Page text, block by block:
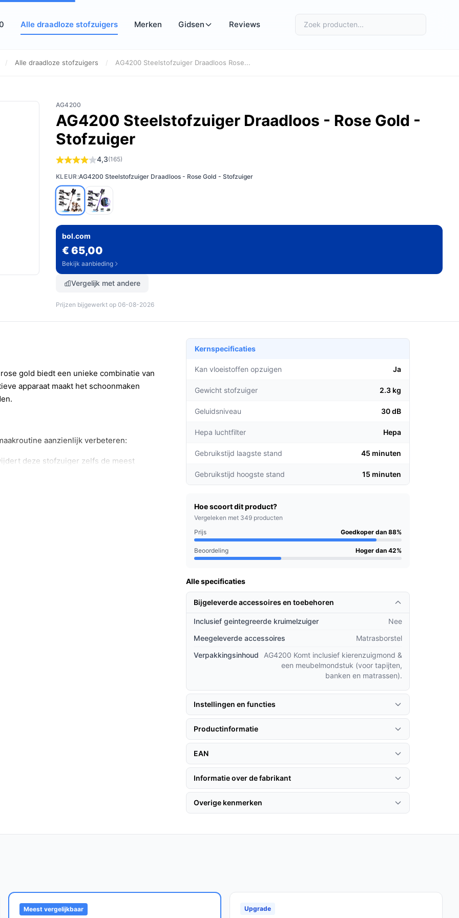
Alle draadloze stofzuigers Merken Gidsen Reviews
/ Alle draadloze stofzuigers / AG4200 Steelstofzuiger Draadloos Rose...
AG4200
AG4200 Steelstofzuiger Draadloos - Rose Gold -
Stofzuiger
4,3(165)
KLEUR:AG4200 Steelstofzuiger Draadloos - Rose Gold - Stofzuiger
bol.com
€ 65,00
Bekijk aanbieding
Vergelijk met andere
Prijzen bijgewerkt op 06-08-2026
gold biedt een unieke combinatie van
apparaat maakt het schoonmaken
aanzienlijk verbeteren:
deze stofzuiger zelfs de meest
oppervlakken.
Kernspecificaties
Kan vloeistoffen opzuigen Ja
Gewicht stofzuiger 2.3 kg
Geluidsniveau 30 dB
Hepa luchtfilter Hepa
Gebruikstijd laagste stand 45 minuten
Gebruikstijd hoogste stand 15 minuten
Hoe scoort dit product?
Vergeleken met 349 producten
Prijs
Goedkoper dan 88%
Beoordeling Hoger dan 42%
Alle specificaties
Bijgeleverde accessoires en toebehoren
Inclusief geintegreerde kruimelzuiger
Nee
Meegeleverde accessoires
Matrasborstel
Verpakkingsinhoud
AG4200 Komt inclusief kierenzuigmond &
een meubelmondstuk (voor tapijten,
banken en matrassen).
Instellingen en functies
Productinformatie
EAN
Informatie over de fabrikant
Overige kenmerken
Meest vergelijkbaar Upgrade